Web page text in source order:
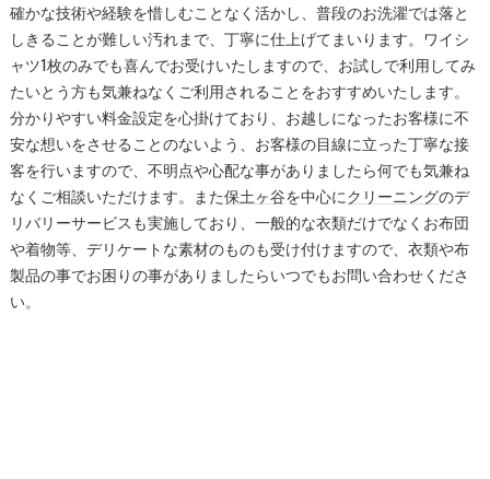
確かな技術や経験を惜しむことなく活かし、普段のお洗濯では落と
しきることが難しい汚れまで、丁寧に仕上げてまいります。ワイシ
ャツ1枚のみでも喜んでお受けいたしますので、お試しで利用してみ
たいとう方も気兼ねなくご利用されることをおすすめいたします。
分かりやすい料金設定を心掛けており、お越しになったお客様に不
安な想いをさせることのないよう、お客様の目線に立った丁寧な接
客を行いますので、不明点や心配な事がありましたら何でも気兼ね
なくご相談いただけます。また保土ヶ谷を中心にクリーニングのデ
リバリーサービスも実施しており、一般的な衣類だけでなくお布団
や着物等、デリケートな素材のものも受け付けますので、衣類や布
製品の事でお困りの事がありましたらいつでもお問い合わせくださ
い。